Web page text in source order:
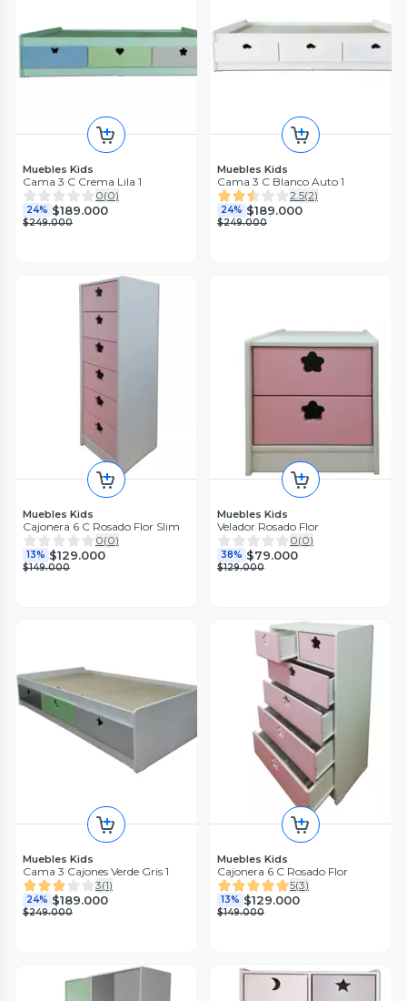
Muebles Kids
Cama 3 C Crema Lila 1
0(0)
24% $189.000
$249.000
Muebles Kids
Cama 3 C Blanco Auto 1
2.5(2)
24% $189.000
$249.000
Muebles Kids
Cajonera 6 C Rosado Flor Slim
0(0)
13% $129.000
$149.000
Muebles Kids
Velador Rosado Flor
0(0)
38% $79.000
$129.000
Muebles Kids
Cama 3 Cajones Verde Gris 1
3(1)
24% $189.000
$249.000
Muebles Kids
Cajonera 6 C Rosado Flor
5(3)
13% $129.000
$149.000